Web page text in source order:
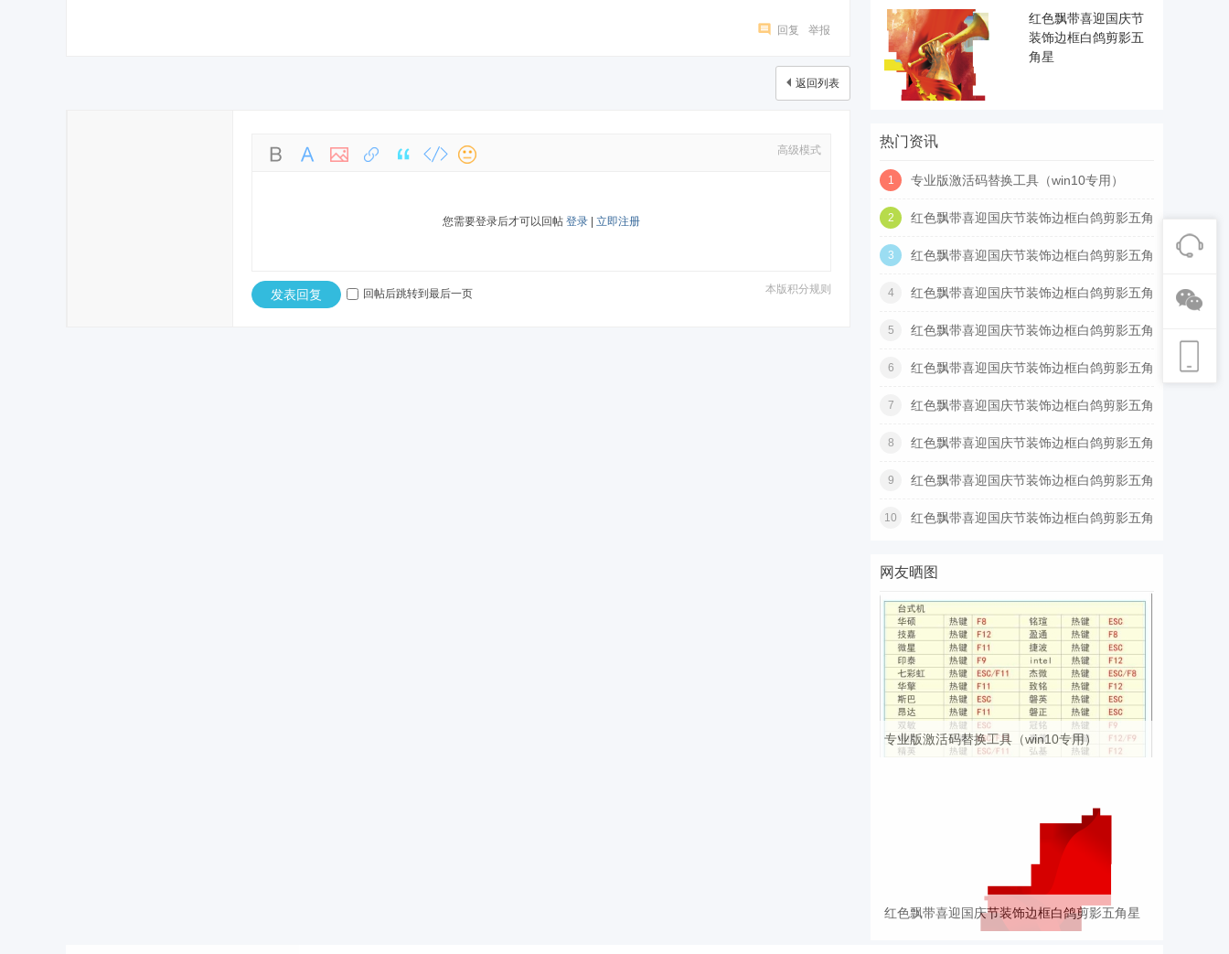
举报
回复
返回列表
高级模式
您需要登录后才可以回帖 登录 立即注册
本版积分规则
发表回复 回帖后跳转到最后一页
红色飘带喜迎国庆节
装饰边框白鸽剪影五
角星
热门资讯
1 专业版激活码替换工具（win10专用）
2 红色飘带喜迎国庆节装饰边框白鸽剪影五角
星
3 红色飘带喜迎国庆节装饰边框白鸽剪影五角
4 红色飘带喜迎国庆节装饰边框白鸽剪影五角
5 红色飘带喜迎国庆节装饰边框白鸽剪影五角
6 红色飘带喜迎国庆节装饰边框白鸽剪影五角
7 红色飘带喜迎国庆节装饰边框白鸽剪影五角
8 红色飘带喜迎国庆节装饰边框白鸽剪影五角
9 红色飘带喜迎国庆节装饰边框白鸽剪影五角
10 红色飘带喜迎国庆节装饰边框白鸽剪影五角
网友晒图
专业版激活码替换工具（win10专用）
红色飘带喜迎国庆节装饰边框白鸽剪影五角星